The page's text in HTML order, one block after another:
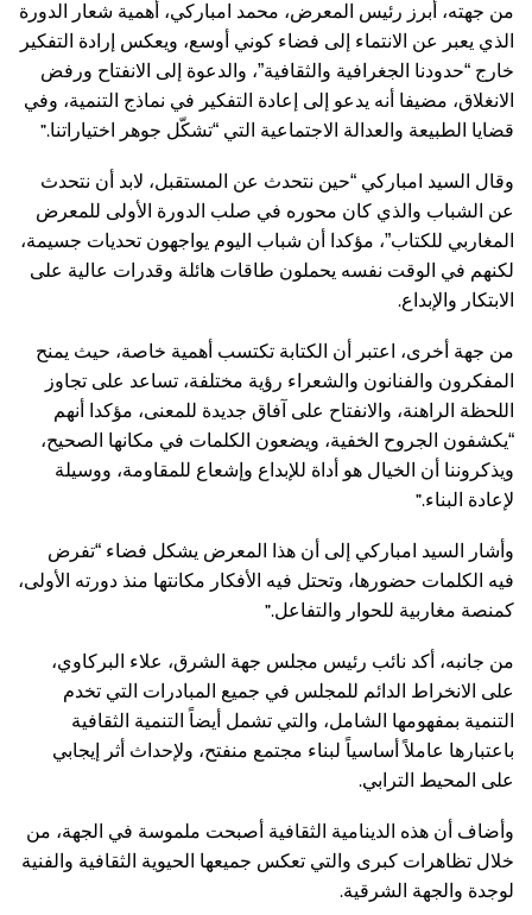
من جهته، أبرز رئيس المعرض، محمد امباركي، أهمية شعار الدورة
الذي يعبر عن الانتماء إلى فضاء كوني أوسع، ويعكس إرادة التفكير
خارج “حدودنا الجغرافية والثقافية”، والدعوة إلى الانفتاح ورفض
الانغلاق، مضيفا أنه يدعو إلى إعادة التفكير في نماذج التنمية، وفي
قضايا الطبيعة والعدالة الاجتماعية التي “تشكّل جوهر اختياراتنا”.
وقال السيد امباركي “حين نتحدث عن المستقبل، لابد أن نتحدث
عن الشباب والذي كان محوره في صلب الدورة الأولى للمعرض
المغاربي للكتاب”، مؤكدا أن شباب اليوم يواجهون تحديات جسيمة،
لكنهم في الوقت نفسه يحملون طاقات هائلة وقدرات عالية على
الابتكار والإبداع.
من جهة أخرى، اعتبر أن الكتابة تكتسب أهمية خاصة، حيث يمنح
المفكرون والفنانون والشعراء رؤية مختلفة، تساعد على تجاوز
اللحظة الراهنة، والانفتاح على آفاق جديدة للمعنى، مؤكدا أنهم
“يكشفون الجروح الخفية، ويضعون الكلمات في مكانها الصحيح،
ويذكروننا أن الخيال هو أداة للإبداع وإشعاع للمقاومة، ووسيلة
لإعادة البناء”.
وأشار السيد امباركي إلى أن هذا المعرض يشكل فضاء “تفرض
فيه الكلمات حضورها، وتحتل فيه الأفكار مكانتها منذ دورته الأولى،
كمنصة مغاربية للحوار والتفاعل”.
من جانبه، أكد نائب رئيس مجلس جهة الشرق، علاء البركاوي،
على الانخراط الدائم للمجلس في جميع المبادرات التي تخدم
التنمية بمفهومها الشامل، والتي تشمل أيضاً التنمية الثقافية
باعتبارها عاملاً أساسياً لبناء مجتمع منفتح، ولإحداث أثر إيجابي
على المحيط الترابي.
وأضاف أن هذه الدينامية الثقافية أصبحت ملموسة في الجهة، من
خلال تظاهرات كبرى والتي تعكس جميعها الحيوية الثقافية والفنية
لوجدة والجهة الشرقية.